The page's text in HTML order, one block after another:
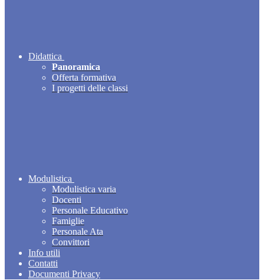
Didattica
Panoramica
Offerta formativa
I progetti delle classi
Modulistica
Modulistica varia
Docenti
Personale Educativo
Famiglie
Personale Ata
Convittori
Info utili
Contatti
Documenti Privacy